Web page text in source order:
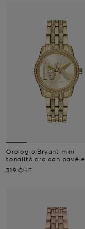
Orologio Bryant mini
tonalità oro con pavé e
Prezzo attuale
319 CHF